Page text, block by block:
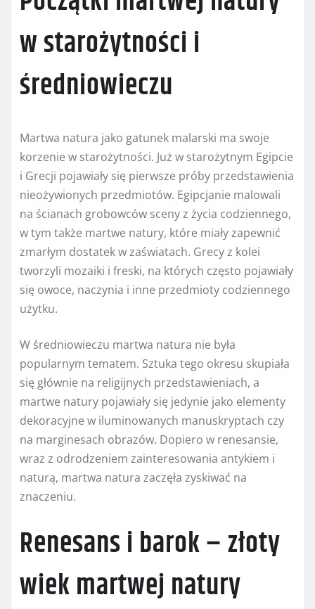
w starożytności i
średniowieczu
Martwa natura jako gatunek malarski ma swoje
korzenie w starożytności. Już w starożytnym Egipcie
i Grecji pojawiały się pierwsze próby przedstawienia
nieożywionych przedmiotów. Egipcjanie malowali
na ścianach grobowców sceny z życia codziennego,
w tym także martwe natury, które miały zapewnić
zmarłym dostatek w zaświatach. Grecy z kolei
tworzyli mozaiki i freski, na których często pojawiały
się owoce, naczynia i inne przedmioty codziennego
użytku.
W średniowieczu martwa natura nie była
popularnym tematem. Sztuka tego okresu skupiała
się głównie na religijnych przedstawieniach, a
martwe natury pojawiały się jedynie jako elementy
dekoracyjne w iluminowanych manuskryptach czy
na marginesach obrazów. Dopiero w renesansie,
wraz z odrodzeniem zainteresowania antykiem i
naturą, martwa natura zaczęła zyskiwać na
znaczeniu.
Renesans i barok – złoty
wiek martwej natury